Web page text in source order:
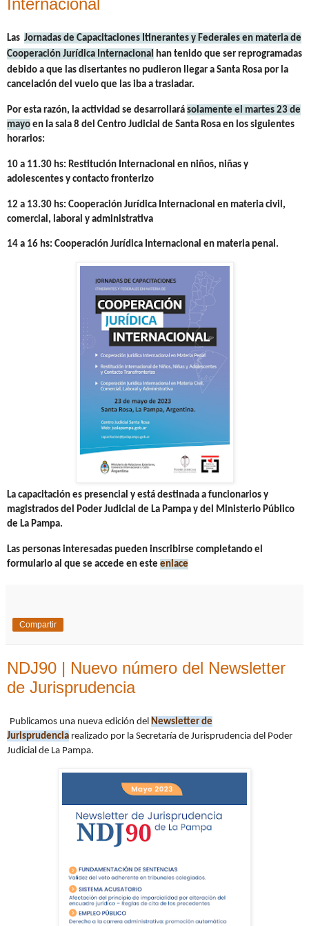
Internacional
Las Jornadas de Capacitaciones Itinerantes y Federales en materia de
Cooperación Jurídica Internacional han tenido que ser reprogramadas
debido a que las disertantes no pudieron llegar a Santa Rosa por la
cancelación del vuelo que las iba a trasladar.
Por esta razón, la actividad se desarrollarásolamente el martes 23 de
mayoen la sala 8 del Centro Judicial de Santa Rosa en los siguientes
horarios:
10 a 11.30 hs: Restitución Internacional en niños, niñas y
adolescentes y contacto fronterizo
12 a 13.30 hs: Cooperación Jurídica Internacional en materia civil,
comercial, laboral y administrativa
14 a 16 hs: Cooperación Jurídica Internacional en materia penal.
La capacitación es presencial y estádestinada a funcionarios y
magistrados del Poder Judicial de La Pampa y del Ministerio Público
de La Pampa.
Las personas interesadas pueden inscribirse completando el
formulario al que se accede en este enlace
Compartir
NDJ90 | Nuevo número del Newsletter
de Jurisprudencia
Publicamos una nueva edición del Newsletter de
Jurisprudencia realizado por la Secretaría de Jurisprudencia del Poder
Judicial de La Pampa.